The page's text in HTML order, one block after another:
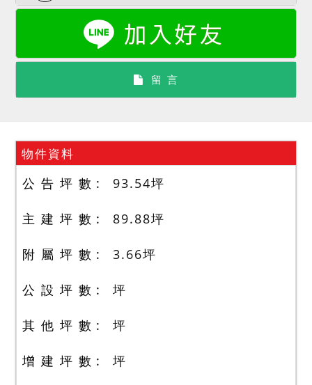
留 言
物件資料
公 告 坪 數 93.54坪
主 建 坪 數 89.88坪
附 屬 坪 數 3.66坪
公 設 坪 數 坪
其 他 坪 數 坪
增 建 坪 數 坪